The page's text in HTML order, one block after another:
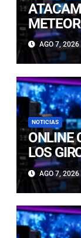
EN
AGO 7, 2026
NOTICIAS
ONLINE
LOS
AGO 7, 2026